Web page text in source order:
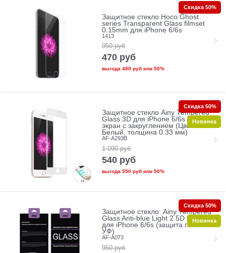
Защитное стекло Hoco Ghost
series Transparent Glass filmset
0.15mm для iPhone 6/6s
1413
950 руб
470 руб
выгода 480 рубили 50%
Скидка 50%
Защитное стекло Ainy Tempered
Glass 3D для iPhone 6/6s на весь
экран с закруглением (Цвет:
Белый, толщина 0.33 мм)
AF-A293B
1 090 руб
540 руб
выгода 550 рубили 50%
Скидка 50%
Новинка
Защитное стекло: Ainy Tempered
Glass Anti-blue Light 2.5D 0.33mm
для iPhone 6/6s (защита глаз от
УФ)
AF-A073
950 руб
Скидка 50%
Новинка